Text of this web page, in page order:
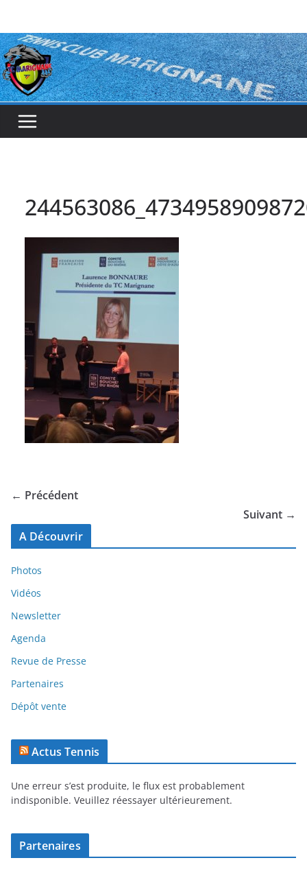
contenu
← Précédent
Suivant →
A Découvrir
Photos
Vidéos
Newsletter
Agenda
Revue de Presse
Partenaires
Dépôt vente
Actus Tennis
Une erreur s’est produite, le flux est probablement
indisponible. Veuillez réessayer ultérieurement.
Partenaires